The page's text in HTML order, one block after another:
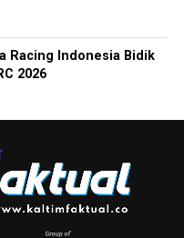
Racing Indonesia Bidik
2026